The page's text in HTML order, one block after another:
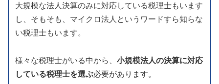
大規模な法人決算のみに対応している税理士もいます
し、そもそも、マイクロ法人というワードすら知らな
い税理士もいます。
様々な税理士がいる中から、 小規模法人の決算に対応
している税理士を選ぶ必要があります。